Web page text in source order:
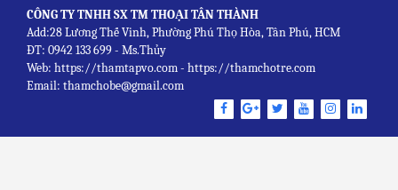
CÔNG TY TNHH SX TM THOẠI TÂN THÀNH
Add:28 Lương Thế Vinh, Phường Phú Thọ Hòa, Tân Phú, HCM
ĐT: 0942 133 699 - Ms.Thủy
Web: https://thamtapvo.com - https://thamchotre.com
Email: thamchobe@gmail.com